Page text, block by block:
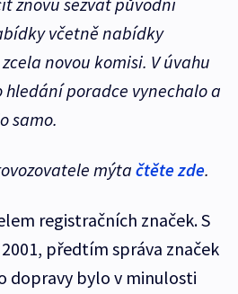
včetně nabídky
novou komisi. V úvahu
poradce vynechalo a
samo.
mýtačtěte zde.
registračních značek. S
předtím správa značek
dopravy bylo v minulosti